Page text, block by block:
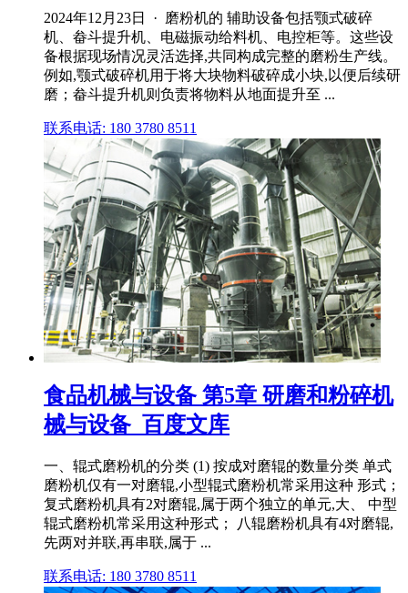
2024年12月23日 · 磨粉机的 辅助设备包括颚式破碎
机、畚斗提升机、电磁振动给料机、电控柜等。这些设
备根据现场情况灵活选择,共同构成完整的磨粉生产线。
例如,颚式破碎机用于将大块物料破碎成小块,以便后续研
磨；畚斗提升机则负责将物料从地面提升至 ...
联系电话: 180 3780 8511
食品机械与设备 第5章 研磨和粉碎机
械与设备_百度文库
一、辊式磨粉机的分类 (1) 按成对磨辊的数量分类 单式
磨粉机仅有一对磨辊,小型辊式磨粉机常采用这种 形式；
复式磨粉机具有2对磨辊,属于两个独立的单元,大、 中型
辊式磨粉机常采用这种形式； 八辊磨粉机具有4对磨辊,
先两对并联,再串联,属于 ...
联系电话: 180 3780 8511